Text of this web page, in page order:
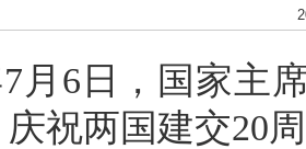
7月6日，国家主
祝两国建交20